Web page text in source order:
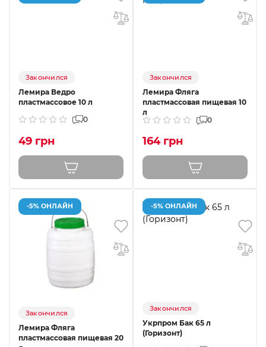
Закончился
Лемира Ведро
пластмассовое 10 л
0
49 грн
Закончился
Лемира Фляга
пластмассовая пищевая 10
л
0
164 грн
-5% ОНЛАЙН
Закончился
Лемира Фляга
пластмассовая пищевая 20
-5% ОНЛАЙН
Закончился
Укрпром Бак 65 л
(Горизонт)